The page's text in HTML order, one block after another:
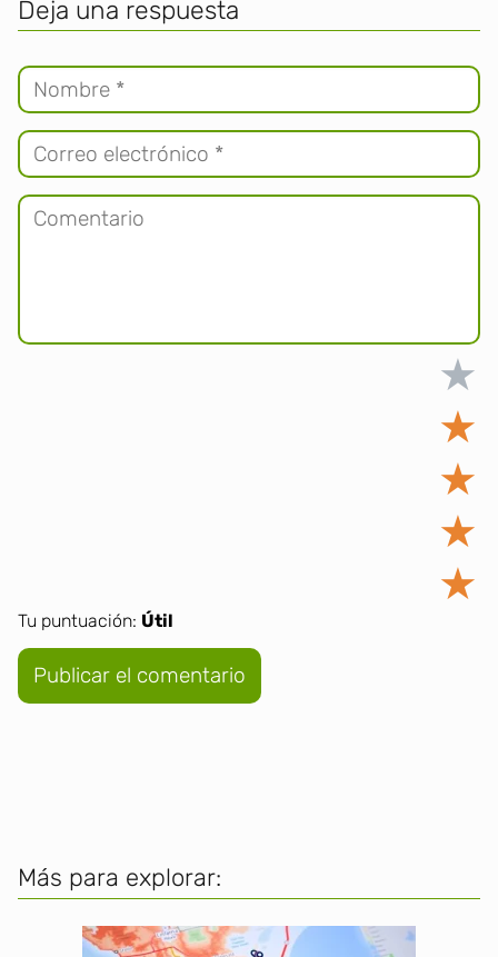
Deja una respuesta
★
★
★
★
★
Tu puntuación: Útil
Más para explorar: